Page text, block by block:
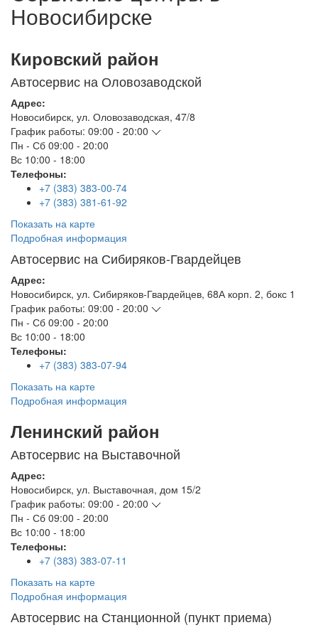
Новосибирске
Кировский район
Автосервис на Оловозаводской
Адрес:
Новосибирск, ул. Оловозаводская, 47/8
График работы: 09:00 - 20:00
Пн - Сб 09:00 - 20:00
Вс 10:00 - 18:00
Телефоны:
+7 (383) 383-00-74
+7 (383) 381-61-92
Показать на карте
Подробная информация
Автосервис на Сибиряков-Гвардейцев
Адрес:
Новосибирск, ул. Сибиряков-Гвардейцев, 68А корп. 2, бокс 1
График работы: 09:00 - 20:00
Пн - Сб 09:00 - 20:00
Вс 10:00 - 18:00
Телефоны:
+7 (383) 383-07-94
Показать на карте
Подробная информация
Ленинский район
Автосервис на Выставочной
Адрес:
Новосибирск, ул. Выставочная, дом 15/2
График работы: 09:00 - 20:00
Пн - Сб 09:00 - 20:00
Вс 10:00 - 18:00
Телефоны:
+7 (383) 383-07-11
Показать на карте
Подробная информация
Автосервис на Станционной (пункт приема)